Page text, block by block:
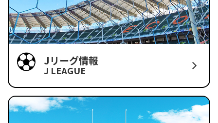
Jリーグ情報
J LEAGUE